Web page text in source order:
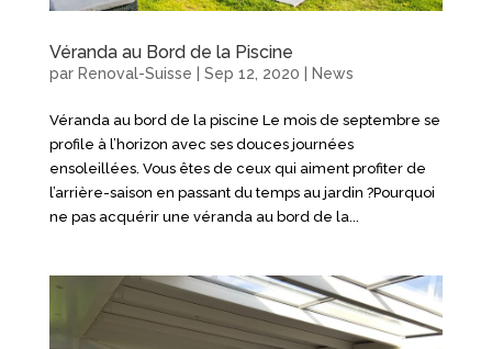
Véranda au Bord de la Piscine
par Renoval-Suisse | Sep 12, 2020 | News
Véranda au bord de la piscine Le mois de septembre se
profile à l’horizon avec ses douces journées
ensoleillées. Vous êtes de ceux qui aiment profiter de
l’arrière-saison en passant du temps au jardin ?Pourquoi
ne pas acquérir une véranda au bord de la...